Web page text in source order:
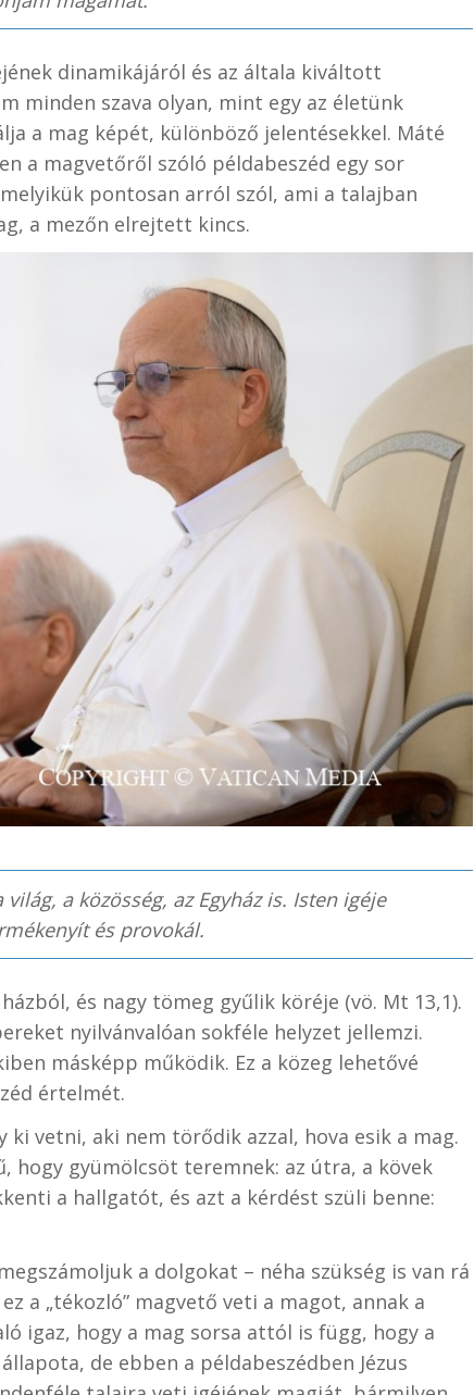
dinamikájáról és az általa kiváltott
minden szava olyan, mint egy az életünk
a mag képét, különböző jelentésekkel. Máté
a magvetőről szóló példabeszéd egy sor
pontosan arról szól, ami a talajban
a mezőn elrejtett kincs.
a közösség, az Egyház is. Isten igéje
és provokál.
és nagy tömeg gyűlik köréje (vö. Mt 13,1).
nyilvánvalóan sokféle helyzet jellemzi.
másképp működik. Ez a közeg lehetővé
értelmét.
ki vetni, aki nem törődik azzal, hova esik a mag.
hogy gyümölcsöt teremnek: az útra, a kövek
a hallgatót, és azt a kérdést szüli benne:
a dolgokat – néha szükség is van rá
a „tékozló” magvető veti a magot, annak a
igaz, hogy a mag sorsa attól is függ, hogy a
de ebben a példabeszédben Jézus